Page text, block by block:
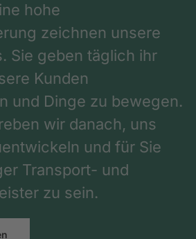
hohe
zeichnen unsere
Sie geben täglich ihr
Kunden
und Dinge zu bewegen.
wir danach, uns
und für Sie
Transport- und
zu sein.